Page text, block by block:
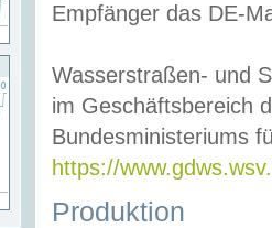
Empfänger das DE-
Wasserstraßen- und
im Geschäftsbereich
Bundesministeriums
https://
Produktion